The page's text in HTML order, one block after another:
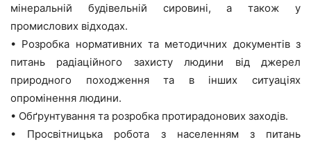
мінеральній будівельній сировині, а також у
промислових відходах.
• Розробка нормативних та методичних документів з
питань радіаційного захисту людини від джерел
природного походження та в інших ситуаціях
опромінення людини.
• Обґрунтування та розробка протирадонових заходів.
• Просвітницька робота з населенням з питань